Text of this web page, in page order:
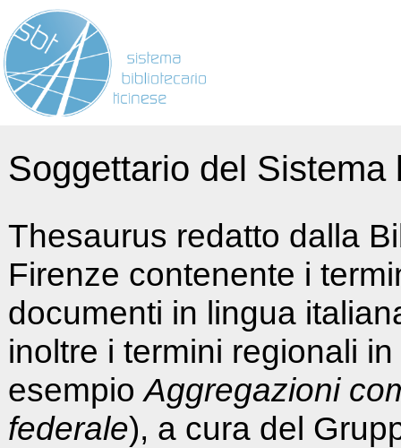
Soggettario del
Thesaurus redatto dalla
Firenze contenente i
documenti in lingua
inoltre i termini regionali
esempioAggregazioni
federale), a cura del